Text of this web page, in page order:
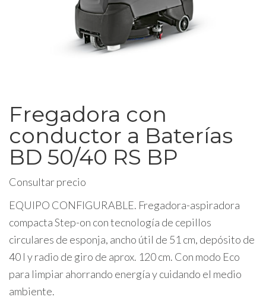
Fregadora con
conductor a Baterías
BD 50/40 RS BP
Consultar precio
EQUIPO CONFIGURABLE. Fregadora-aspiradora
compacta Step-on con tecnología de cepillos
circulares de esponja, ancho útil de 51 cm, depósito de
40 l y radio de giro de aprox. 120 cm. Con modo Eco
para limpiar ahorrando energía y cuidando el medio
ambiente.